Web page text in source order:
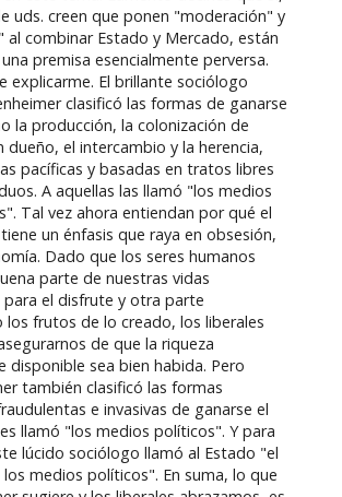
uds. creen que ponen "moderación" y
al combinar Estado y Mercado, están
premisa esencialmente perversa.
explicarme. El brillante sociólogo
clasificó las formas de ganarse
la producción, la colonización de
dueño, el intercambio y la herencia,
pacíficas y basadas en tratos libres
A aquellas las llamó "los medios
Tal vez ahora entiendan por qué el
un énfasis que raya en obsesión,
Dado que los seres humanos
parte de nuestras vidas
el disfrute y otra parte
los frutos de lo creado, los liberales
de que la riqueza
disponible sea bien habida. Pero
también clasificó las formas
e invasivas de ganarse el
llamó "los medios políticos". Y para
lúcido sociólogo llamó al Estado "el
medios políticos". En suma, lo que